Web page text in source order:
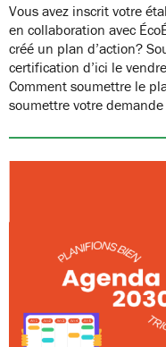
Vous avez inscrit votre
en collaboration avec
créé un plan d’action?
certification d’ici le
Comment soumettre le
soumettre votre demande